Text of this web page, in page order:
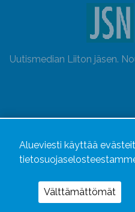
Uutismedian Liiton jäsen.
Alueviesti käyttää
Välttämättömät